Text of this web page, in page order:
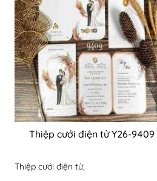
Thiệp cưới điện tử Y26-9409
Thiệp cưới điện tử,